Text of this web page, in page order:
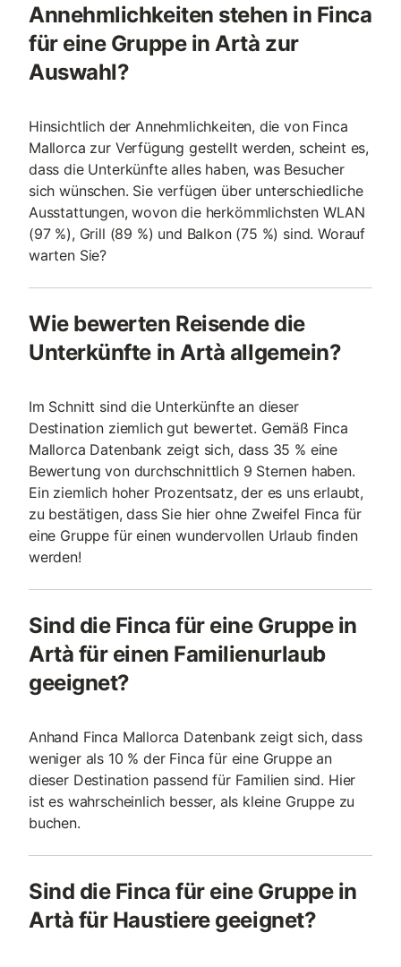
Annehmlichkeiten stehen in Finca
für eine Gruppe in Artà zur
Auswahl?
Hinsichtlich der Annehmlichkeiten, die von Finca
Mallorca zur Verfügung gestellt werden, scheint es,
dass die Unterkünfte alles haben, was Besucher
sich wünschen. Sie verfügen über unterschiedliche
Ausstattungen, wovon die herkömmlichsten WLAN
(97 %), Grill (89 %) und Balkon (75 %) sind. Worauf
warten Sie?
Wie bewerten Reisende die
Unterkünfte in Artà allgemein?
Im Schnitt sind die Unterkünfte an dieser
Destination ziemlich gut bewertet. Gemäß Finca
Mallorca Datenbank zeigt sich, dass 35 % eine
Bewertung von durchschnittlich 9 Sternen haben.
Ein ziemlich hoher Prozentsatz, der es uns erlaubt,
zu bestätigen, dass Sie hier ohne Zweifel Finca für
eine Gruppe für einen wundervollen Urlaub finden
werden!
Sind die Finca für eine Gruppe in
Artà für einen Familienurlaub
geeignet?
Anhand Finca Mallorca Datenbank zeigt sich, dass
weniger als 10 % der Finca für eine Gruppe an
dieser Destination passend für Familien sind. Hier
ist es wahrscheinlich besser, als kleine Gruppe zu
buchen.
Sind die Finca für eine Gruppe in
Artà für Haustiere geeignet?